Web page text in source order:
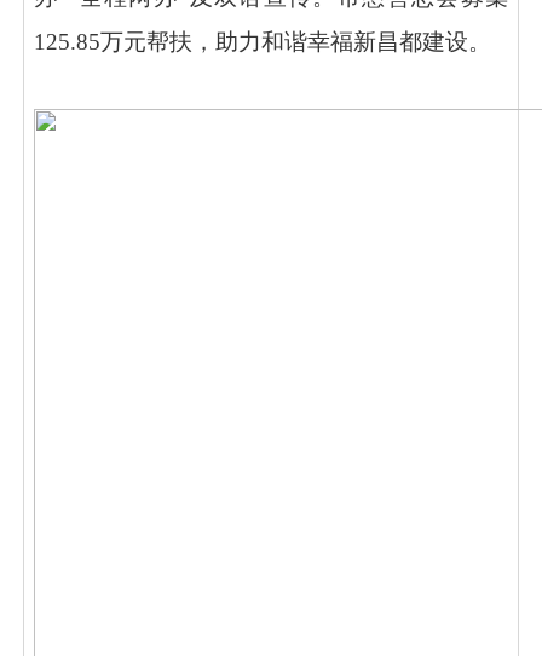
125.85万元帮扶，助力和谐幸福新昌都建设。